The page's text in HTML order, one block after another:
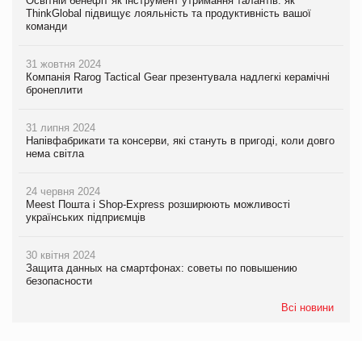
ThinkGlobal підвищує лояльність та продуктивність вашої
команди
31 жовтня 2024
Компанія Rarog Tactical Gear презентувала надлегкі керамічні
бронеплити
31 липня 2024
Напівфабрикати та консерви, які стануть в пригоді, коли довго
нема світла
24 червня 2024
Meest Пошта і Shop-Express розширюють можливості
українських підприємців
30 квітня 2024
Защита данных на смартфонах: советы по повышению
безопасности
Всі новини